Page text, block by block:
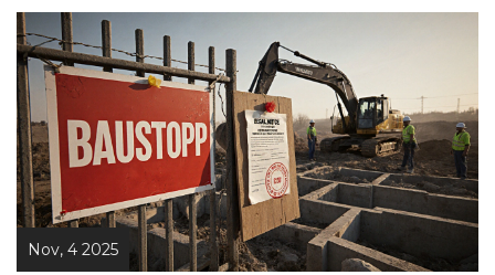
Nov, 4 2025